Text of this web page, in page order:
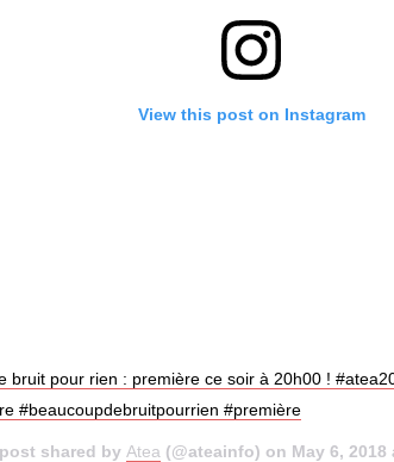
View this post on Instagram
bruit pour rien : première ce soir à 20h00 !
#beaucoupdebruitpourrien #première
shared by Atea (@ateainfo) on May 6, 2018